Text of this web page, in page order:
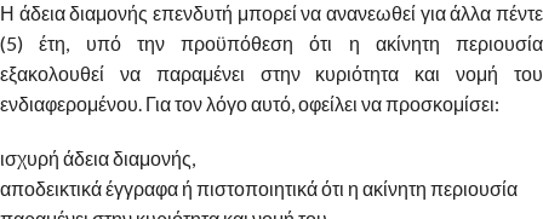
Η άδεια διαμονής επενδυτή μπορεί να ανανεωθεί για άλλα πέντε
(5) έτη, υπό την προϋπόθεση ότι η ακίνητη περιουσία
εξακολουθεί να παραμένει στην κυριότητα και νομή του
ενδιαφερομένου. Για τον λόγο αυτό, οφείλει να προσκομίσει:
ισχυρή άδεια διαμονής,
αποδεικτικά έγγραφα ή πιστοποιητικά ότι η ακίνητη περιουσία